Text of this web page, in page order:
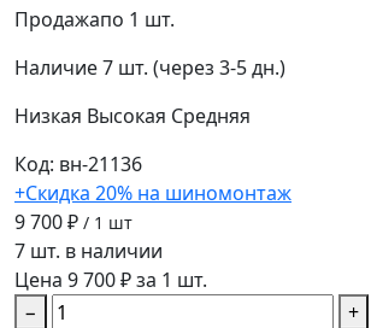
Продажапо 1 шт.
Наличие7 шт. (через 3-5 дн.)
Низкая Высокая Средняя
Код: вн-21136
+Скидка 20% на шиномонтаж
9 700 ₽ / 1 шт
7 шт. в наличии
Цена 9 700 ₽ за 1 шт.
−
+